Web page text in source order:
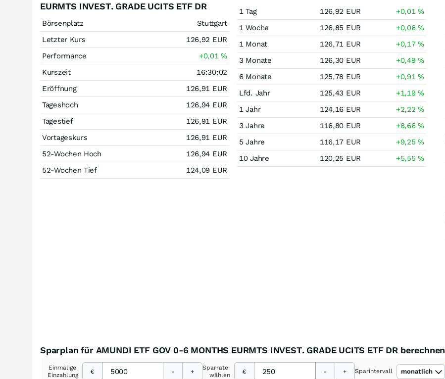
EURMTS INVEST. GRADE UCITS ETF DR
Börsenplatz
Stuttgart
Letzter Kurs
126,92 EUR
Performance
+0,01%
Kurszeit
16:30:02
Eröffnung
126,91 EUR
Tageshoch
126,94 EUR
Tagestief
126,91 EUR
Vortageskurs
126,91 EUR
52-Wochen Hoch
126,94 EUR
52-Wochen Tief
124,09 EUR
1 Tag 126,92 EUR +0,01%
1 Woche
126,85 EUR +0,06%
1 Monat
126,71 EUR +0,17%
3 Monate
126,30 EUR +0,49%
6 Monate
125,78 EUR +0,91%
Lfd. Jahr
125,43 EUR +1,19%
1 Jahr
124,16 EUR +2,22%
3 Jahre
116,80 EUR +8,66%
5 Jahre
116,17 EUR +9,25%
10 Jahre
120,25 EUR +5,55%
Sparplan für AMUNDI ETF GOV 0-6 MONTHS EURMTS INVEST. GRADE UCITS ETF DR berechnen
Einmalige
Einzahlung
€ - +
Sparrate
wählen
€ - + Sparintervall monatlich